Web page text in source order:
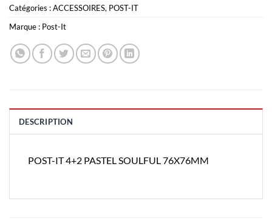
Catégories :ACCESSOIRES, POST-IT
Marque : Post-It
DESCRIPTION
POST-IT 4+2 PASTEL SOULFUL 76X76MM